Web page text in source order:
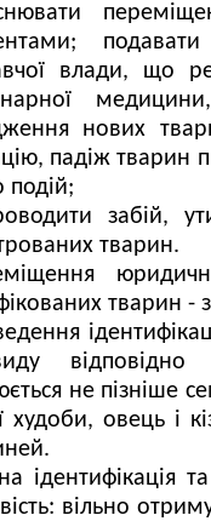
влади, що
нових
падіж тварин
подій;
забій,
тварин.
тварин -
відповідно
не пізніше
худоби, овець і
ідентифікація
вільно